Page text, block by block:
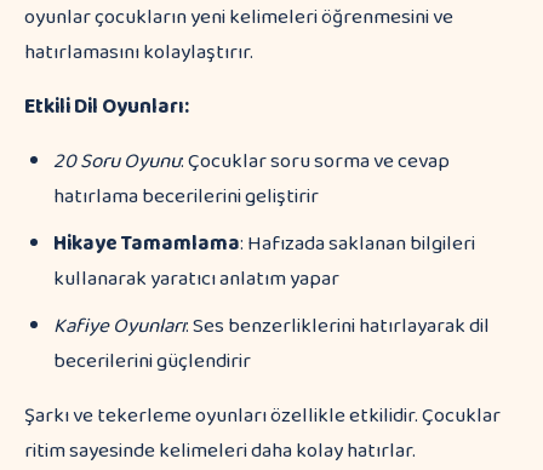
oyunlar çocukların yeni kelimeleri öğrenmesini ve
hatırlamasını kolaylaştırır.
Etkili Dil Oyunları:
20 Soru Oyunu: Çocuklar soru sorma ve cevap
hatırlama becerilerini geliştirir
Hikaye Tamamlama: Hafızada saklanan bilgileri
kullanarak yaratıcı anlatım yapar
Kafiye Oyunları: Ses benzerliklerini hatırlayarak dil
becerilerini güçlendirir
Şarkı ve tekerleme oyunları özellikle etkilidir. Çocuklar
ritim sayesinde kelimeleri daha kolay hatırlar.